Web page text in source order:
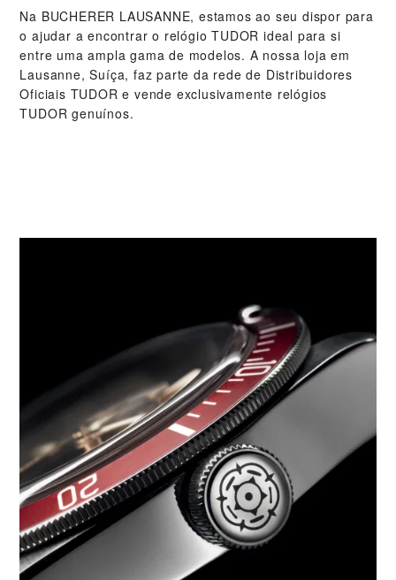
Na ‭BUCHERER LAUSANNE‬, estamos ao seu dispor para
o ajudar a encontrar o relógio TUDOR ideal para si
entre uma ampla gama de modelos. A nossa loja em
Lausanne, Suíça, faz parte da rede de Distribuidores
Oficiais TUDOR e vende exclusivamente relógios
TUDOR genuínos.